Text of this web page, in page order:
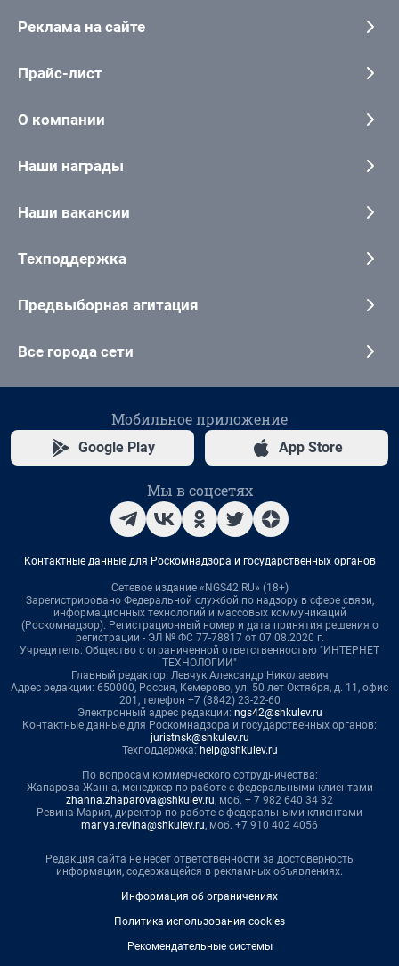
Реклама на сайте
Прайс-лист
О компании
Наши награды
Наши вакансии
Техподдержка
Предвыборная агитация
Все города сети
Мобильное приложение
Google Play App Store
Мы в соцсетях
Контактные данные для Роскомнадзора и государственных органов
Сетевое издание «NGS42.RU» (18+)
Зарегистрировано Федеральной службой по надзору в сфере связи,
информационных технологий и массовых коммуникаций
(Роскомнадзор). Регистрационный номер и дата принятия решения о
регистрации - ЭЛ № ФС 77-78817 от 07.08.2020 г.
Учредитель: Общество с ограниченной ответственностью "ИНТЕРНЕТ
ТЕХНОЛОГИИ"
Главный редактор: Левчук Александр Николаевич
Адрес редакции: 650000, Россия, Кемерово, ул. 50 лет Октября, д. 11, офис
201, телефон +7 (3842) 23-22-60
Электронный адрес редакции: ngs42@shkulev.ru
Контактные данные для Роскомнадзора и государственных органов:
juristnsk@shkulev.ru
Техподдержка: help@shkulev.ru
По вопросам коммерческого сотрудничества:
Жапарова Жанна, менеджер по работе с федеральными клиентами
zhanna.zhaparova@shkulev.ru, моб. + 7 982 640 34 32
Ревина Мария, директор по работе с федеральными клиентами
mariya.revina@shkulev.ru, моб. +7 910 402 4056
Редакция сайта не несет ответственности за достоверность
информации, содержащейся в рекламных объявлениях.
Информация об ограничениях
Политика использования cookies
Рекомендательные системы